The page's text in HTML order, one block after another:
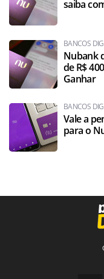
saiba
BANCOS
Nubank
de R$
Ganhar
BANCOS
Vale a
para o